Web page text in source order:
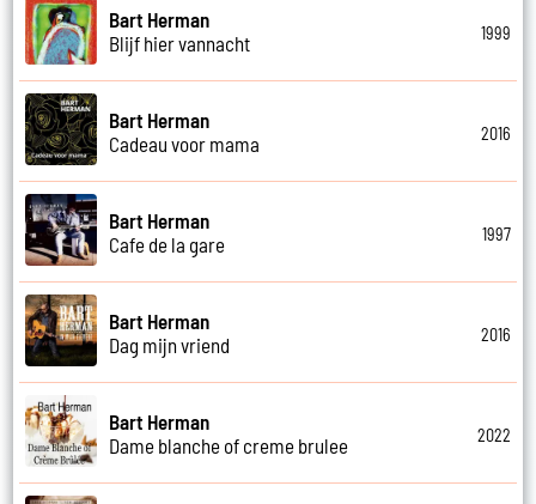
Bart Herman
Blijf hier vannacht
1999
Bart Herman
Cadeau voor mama
2016
Bart Herman
Cafe de la gare
1997
Bart Herman
Dag mijn vriend
2016
Bart Herman
Dame blanche of creme brulee
2022